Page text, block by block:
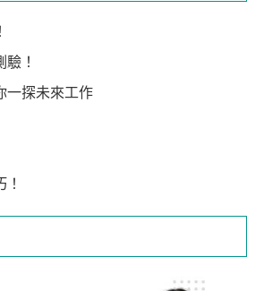
！
一探未來工作